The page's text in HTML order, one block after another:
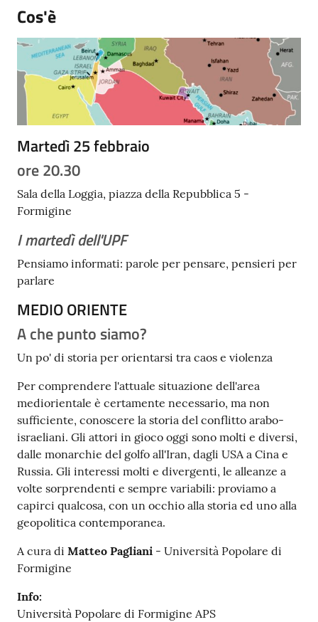
l
e
r
M
t
e
gli
argomenti...
su
Cos'è
Martedì 25 febbraio
ore 20.30
Sala della Loggia, piazza della Repubblica 5 -
Formigine
I martedì dell'UPF
Pensiamo informati: parole per pensare, pensieri per
parlare
MEDIO ORIENTE
A che punto siamo?
Un po' di storia per orientarsi tra caos e violenza
Per comprendere l'attuale situazione dell'area
mediorientale è certamente necessario, ma non
sufficiente, conoscere la storia del conflitto arabo-
israeliani. Gli attori in gioco oggi sono molti e diversi,
dalle monarchie del golfo all'Iran, dagli USA a Cina e
Russia. Gli interessi molti e divergenti, le alleanze a
volte sorprendenti e sempre variabili: proviamo a
capirci qualcosa, con un occhio alla storia ed uno alla
geopolitica contemporanea.
A cura di Matteo Pagliani - Università Popolare di
Formigine
Info:
Università Popolare di Formigine APS